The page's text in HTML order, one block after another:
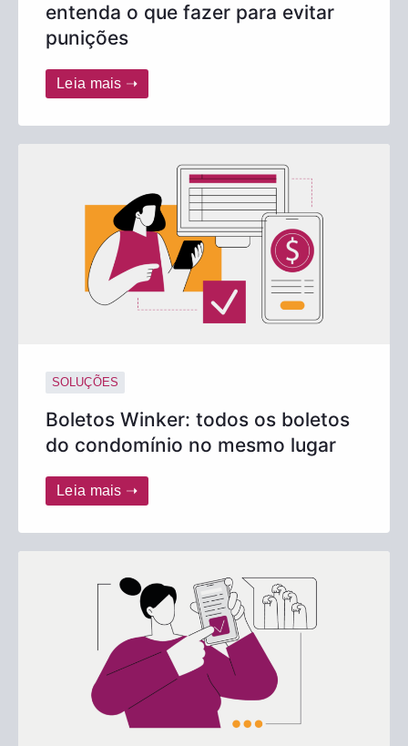
entenda o que fazer para evitar
punições
Leia mais ➝
SOLUÇÕES
Boletos Winker: todos os boletos
do condomínio no mesmo lugar
Leia mais ➝